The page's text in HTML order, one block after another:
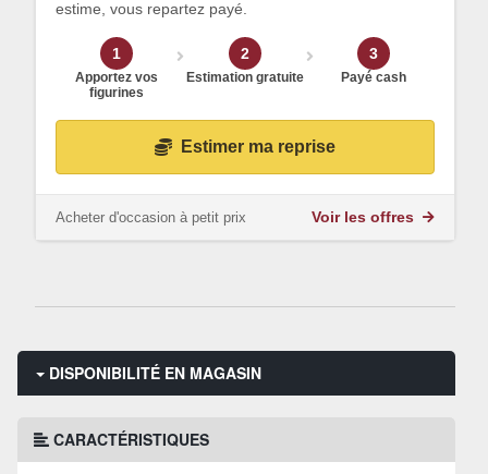
estime, vous repartez payé.
1
Apportez vos
figurines
2
Estimation gratuite
3
Payé cash
Estimer ma reprise
Acheter d'occasion à petit prix Voir les offres
DISPONIBILITÉ EN MAGASIN
CARACTÉRISTIQUES